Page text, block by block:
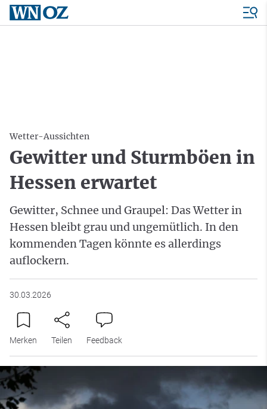
Wetter-Aussichten
Gewitter und Sturmböen in
Hessen erwartet
Gewitter, Schnee und Graupel: Das Wetter in
Hessen bleibt grau und ungemütlich. In den
kommenden Tagen könnte es allerdings
auflockern.
30.03.2026
Merken Teilen Feedback